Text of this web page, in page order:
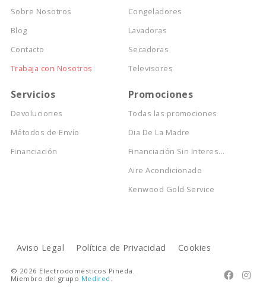
Sobre Nosotros
Blog
Contacto
Trabaja con Nosotros
Congeladores
Lavadoras
Secadoras
Televisores
Servicios
Devoluciones
Métodos de Envío
Financiación
Promociones
Todas las promociones
Dia De La Madre
Financiación Sin Interes...
Aire Acondicionado
Kenwood Gold Service
Aviso Legal Política de Privacidad Cookies
 
© 2026 Electrodomésticos Pineda.
Miembro del grupo Medired .